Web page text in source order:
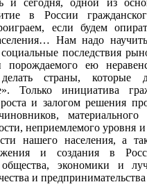
в России
если будем
Нам надо
последствия
порождаемого ею
делать страны, которые
Только инициатива
роста и залогом решения
материального
неприемлемого уровня и
нашего населения, а
и создания в
общества, экономики и
и